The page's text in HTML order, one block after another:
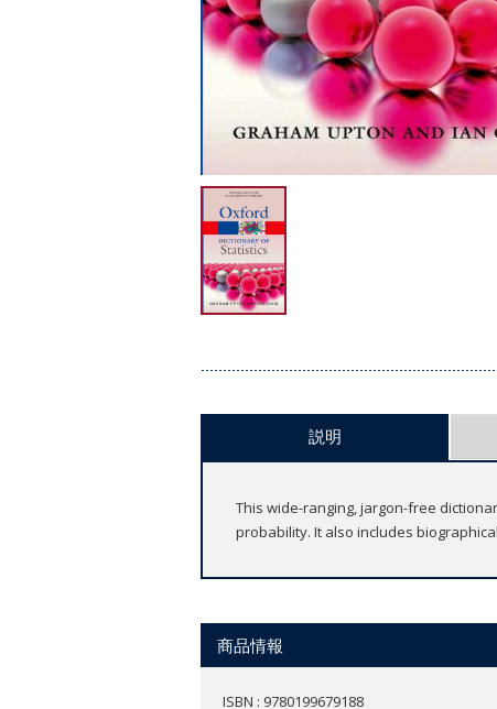
説明
This wide-ranging, jargon-free
probability. It also includes
商品情報
ISBN : 9780199679188